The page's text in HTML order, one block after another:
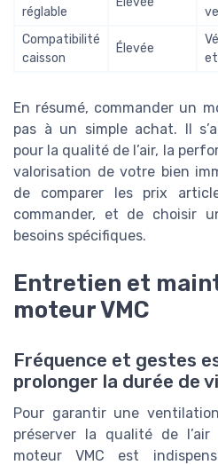
réglable
Compatibilité
caisson
Élevée
En résumé, commander un
pas à un simple achat. Il
pour la qualité de l’air, la
valorisation de votre bien
de comparer les prix
commander, et de choisir
besoins spécifiques.
Entretien et
moteur VMC
Fréquence et gestes
prolonger la durée de
Pour garantir une
préserver la qualité de l’air
moteur VMC est